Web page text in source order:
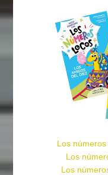
Los
Los
Los